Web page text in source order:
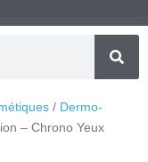
/ Dermo-
– Chrono Yeux